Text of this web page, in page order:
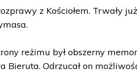
z Kościołem. Trwały już
reżimu był obszerny
Odrzucał on